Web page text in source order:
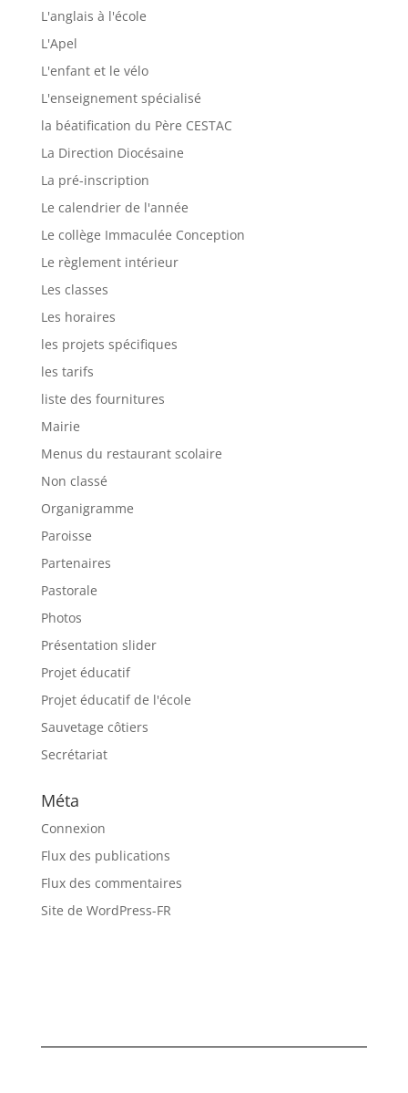
L'anglais à l'école
L'Apel
L'enfant et le vélo
L'enseignement spécialisé
la béatification du Père CESTAC
La Direction Diocésaine
La pré-inscription
Le calendrier de l'année
Le collège Immaculée Conception
Le règlement intérieur
Les classes
Les horaires
les projets spécifiques
les tarifs
liste des fournitures
Mairie
Menus du restaurant scolaire
Non classé
Organigramme
Paroisse
Partenaires
Pastorale
Photos
Présentation slider
Projet éducatif
Projet éducatif de l'école
Sauvetage côtiers
Secrétariat
Méta
Connexion
Flux des publications
Flux des commentaires
Site de WordPress-FR